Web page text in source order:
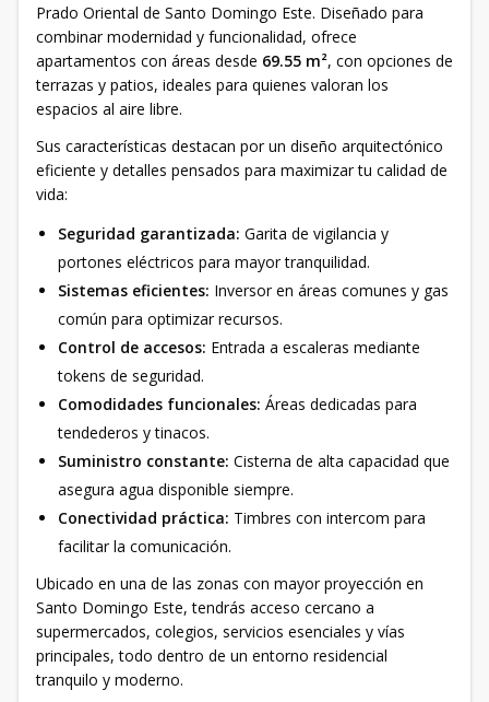
Prado Oriental de Santo Domingo Este. Diseñado para
combinar modernidad y funcionalidad, ofrece
apartamentos con áreas desde 69.55 m², con opciones de
terrazas y patios, ideales para quienes valoran los
espacios al aire libre.
Sus características destacan por un diseño arquitectónico
eficiente y detalles pensados para maximizar tu calidad de
vida:
Seguridad garantizada: Garita de vigilancia y
portones eléctricos para mayor tranquilidad.
Sistemas eficientes: Inversor en áreas comunes y gas
común para optimizar recursos.
Control de accesos: Entrada a escaleras mediante
tokens de seguridad.
Comodidades funcionales: Áreas dedicadas para
tendederos y tinacos.
Suministro constante: Cisterna de alta capacidad que
asegura agua disponible siempre.
Conectividad práctica: Timbres con intercom para
facilitar la comunicación.
Ubicado en una de las zonas con mayor proyección en
Santo Domingo Este, tendrás acceso cercano a
supermercados, colegios, servicios esenciales y vías
principales, todo dentro de un entorno residencial
tranquilo y moderno.